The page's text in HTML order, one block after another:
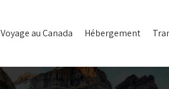
Voyage au Canada Hébergement